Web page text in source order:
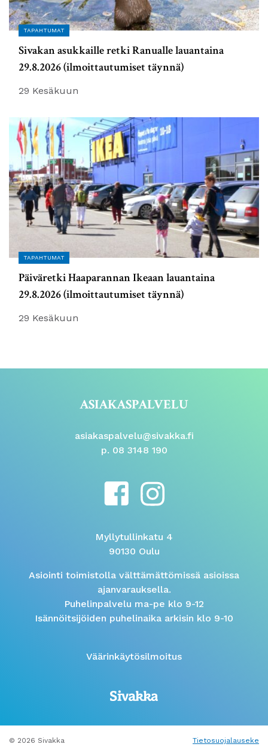
TAPAHTUMAT
Sivakan asukkaille retki Ranualle lauantaina
29.8.2026 (ilmoittautumiset täynnä)
29 Kesäkuun
TAPAHTUMAT
Päiväretki Haaparannan Ikeaan lauantaina
29.8.2026 (ilmoittautumiset täynnä)
29 Kesäkuun
ASIAKASPALVELU
asiakaspalvelu@sivakka.fi
p. 08 3148 190
Myllytullinkatu 4
90130 Oulu
Asiointi toimistolla välttämättömissä asioissa
ajanvarauksella.
Puhelinpalvelu ma-pe klo 9-12
Isännöitsijöiden puhelinaika arkisin klo 9-10
Väärinkäytösilmoitus
© 2026 Sivakka Tietosuojalauseke